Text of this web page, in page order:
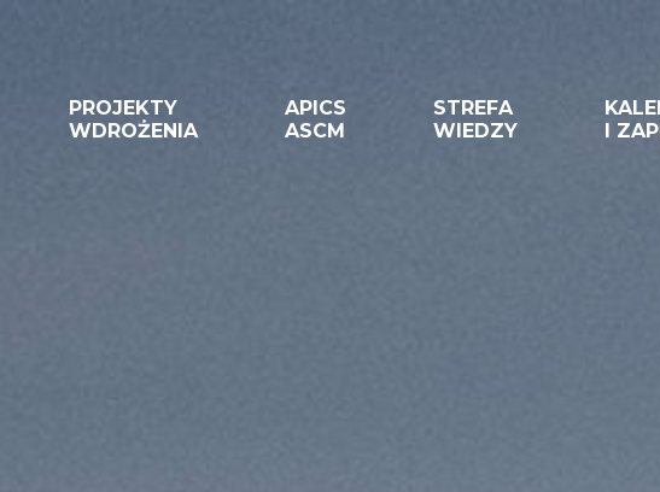
PROJEKTY
WDROŻENIA
APICS
ASCM
STREFA
WIEDZY
I